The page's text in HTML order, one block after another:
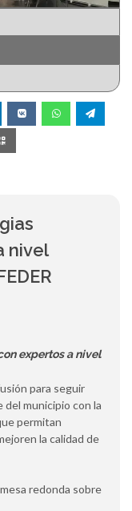
nivel
expertos a nivel
para seguir
municipio con la
permitan
la calidad de
redonda sobre